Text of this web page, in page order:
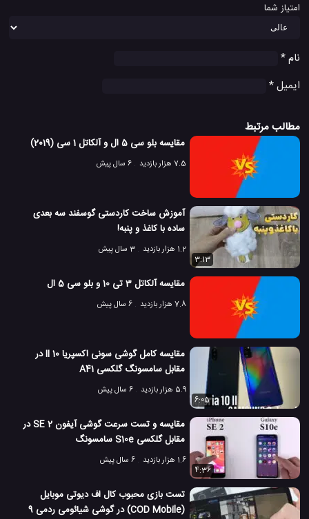
امتیاز شما
نام*
ایمیل*
مطالب مرتبط
مقایسه بلو سی 5 ال و آلکاتل 1 سی (2019)
7.5 هزار بازدید 6 سال پیش
آموزش ساخت کاردستی گوسفند سه بعدی
ساده با کاغذ و پنبه!
1.2 هزار بازدید
3 سال پیش
3:13
مقایسه آلکاتل 3 تی 10 و بلو سی 5 ال
7.8 هزار بازدید 6 سال پیش
مقایسه کامل گوشی سونی اکسپریا 10 II در
مقابل سامسونگ گلکسی A41
5.9 هزار بازدید
6 سال پیش
6:05
مقایسه و تست سرعت گوشی آیفون SE 2 در
مقابل گلکسی S10e سامسونگ
1.6 هزار بازدید
6 سال پیش
4:36
تست بازی محبوب کال اف دیوتی موبایل
(COD Mobile) در گوشی شیائومی ردمی 9